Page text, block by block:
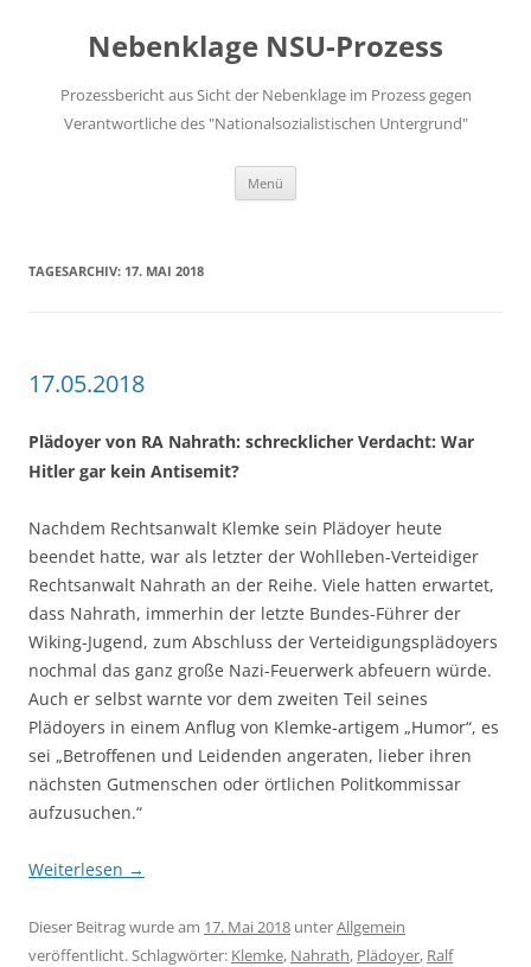
springenNebenklage NSU-Prozess
Prozessbericht aus Sicht der Nebenklage im Prozess gegen
Verantwortliche des "Nationalsozialistischen Untergrund"
Menü
TAGESARCHIV: 17. MAI 2018
17.05.2018
Plädoyer von RA Nahrath: schrecklicher Verdacht: War
Hitler gar kein Antisemit?
Nachdem Rechtsanwalt Klemke sein Plädoyer heute
beendet hatte, war als letzter der Wohlleben-Verteidiger
Rechtsanwalt Nahrath an der Reihe. Viele hatten erwartet,
dass Nahrath, immerhin der letzte Bundes-Führer der
Wiking-Jugend, zum Abschluss der Verteidigungsplädoyers
nochmal das ganz große Nazi-Feuerwerk abfeuern würde.
Auch er selbst warnte vor dem zweiten Teil seines
Plädoyers in einem Anflug von Klemke-artigem „Humor“, es
sei „Betroffenen und Leidenden angeraten, lieber ihren
nächsten Gutmenschen oder örtlichen Politkommissar
aufzusuchen.“
Weiterlesen →
Dieser Beitrag wurde am 17. Mai 2018 unterAllgemein
veröffentlicht. Schlagwörter: Klemke, Nahrath, Plädoyer, Ralf